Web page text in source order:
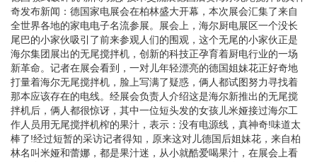
奇发布新闻：德国家电展会在柏林盛大开幕，本次展会汇集了来自
全世界各地的家电电子名流参展。展会上，海尔厨电展区一个没长
尾巴的小家伙吸引了前来参观人们的围观，这个无尾的小家伙正是
海尔集团展出的无尾搅拌机，创新的科技正孕育着厨电行业的一场
新革命。记者在展会看到，一对儿年轻漂亮的德国姐妹花正好奇地
打量着海尔无尾搅拌机，脸上写满了疑惑，俩人都试图努力寻找着
那本应该存在的电线。经展会负责人介绍这是海尔新推出的无尾搅
拌机后，俩人都很惊讶，其中一位短头发的女孩儿米娅接过海尔工
作人员用无尾搅拌机榨的果汁，表示：没有电源线，真神奇!味道太
棒了!经过短暂的采访记者得知，原来这对儿德国后姐妹花，来自柏
林名叫米娅和蕾娜，都是果汁迷，从小就酷爱喝果汁，在展会上看